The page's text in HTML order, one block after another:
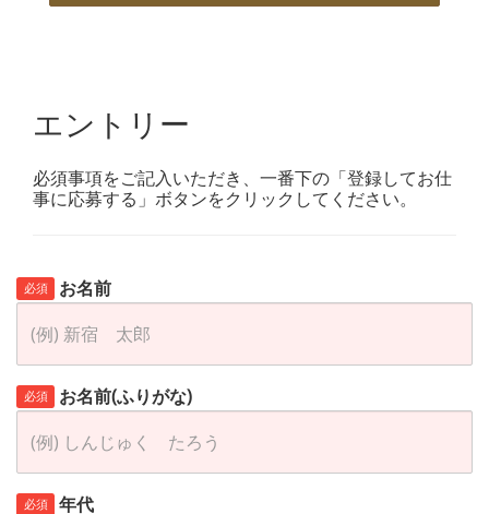
エントリー
必須事項をご記入いただき、一番下の「登録してお仕
事に応募する」ボタンをクリックしてください。
必須 お名前
必須 お名前(ふりがな)
必須 年代